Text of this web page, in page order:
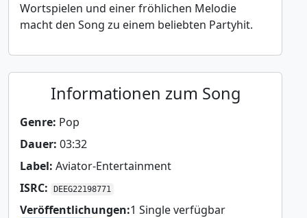
Wortspielen und einer fröhlichen Melodie
macht den Song zu einem beliebten Partyhit.
Informationen zum Song
Genre: Pop
Dauer: 03:32
Label: Aviator-Entertainment
ISRC:
DEEG22198771
Veröffentlichungen:1 Single verfügbar